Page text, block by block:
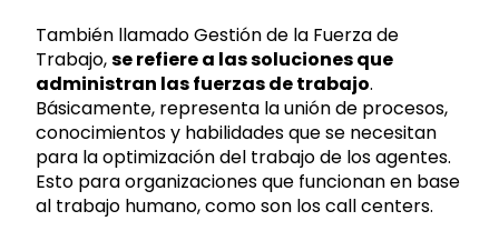
También llamado Gestión de la Fuerza de
Trabajo,se refiere a las soluciones que
administran las fuerzas de trabajo.
Básicamente, representa la unión de procesos,
conocimientos y habilidades que se necesitan
para la optimización del trabajo de los agentes.
Esto para organizaciones que funcionan en base
al trabajo humano, como son los call centers.